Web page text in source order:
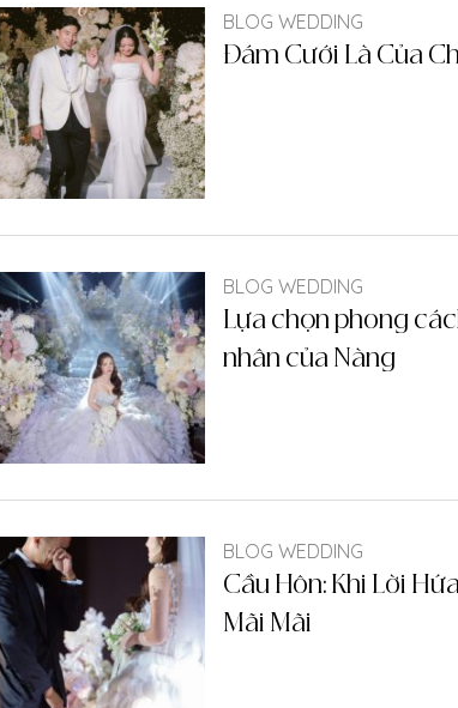
BLOG WEDDING
Đám Cưới Là Của
BLOG WEDDING
Lựa chọn phong
nhân của Nàng
BLOG WEDDING
Cầu Hôn: Khi Lời
Mãi Mãi